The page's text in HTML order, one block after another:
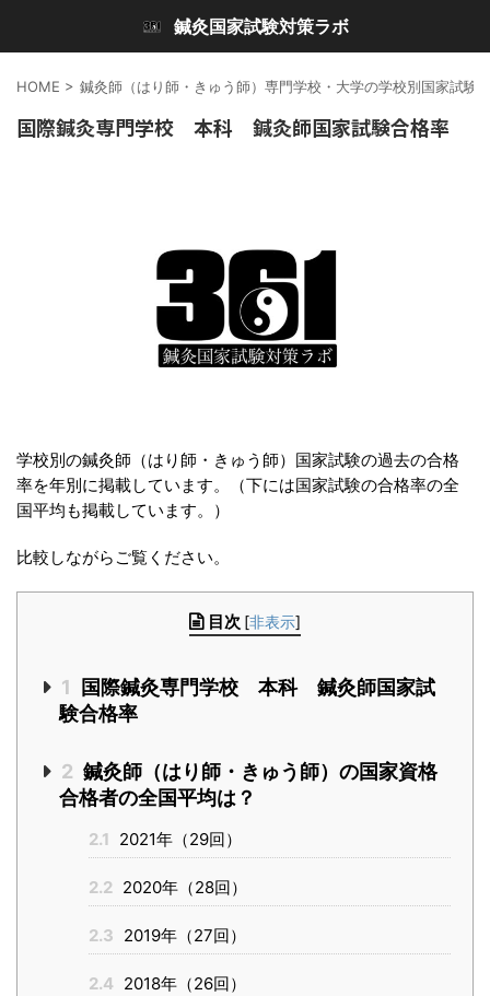
鍼灸国家試験対策ラボ
HOME > 鍼灸師（はり師・きゅう師）専門学校・大学の学校別国家試験
国際鍼灸専門学校 本科 鍼灸師国家試験合格率
学校別の鍼灸師（はり師・きゅう師）国家試験の過去の合格
率を年別に掲載しています。
（下には国家試験の合格率の全
国平均も掲載しています。）
比較しながらご覧ください。
目次 [非表示]
1
国際鍼灸専門学校 本科 鍼灸師国家試
験合格率
2 鍼灸師（はり師・きゅう師）の国家資格
合格者の全国平均は？
2.1 2021年（29回）
2.2 2020年（28回）
2.3 2019年（27回）
2.4 2018年（26回）